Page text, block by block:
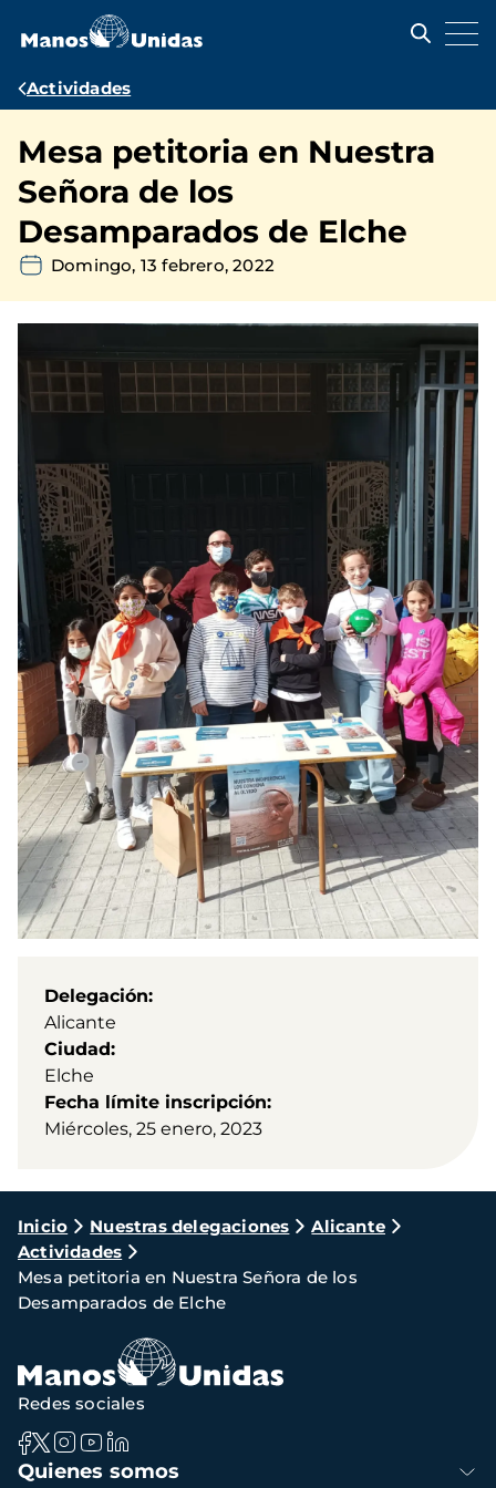
contenido
Ruta
navegación
Actividades
Mesa petitoria en Nuestra
Señora de los
Desamparados de Elche
Domingo, 13 febrero, 2022
Delegación
Alicante
Ciudad
Elche
Fecha límite inscripción
Miércoles, 25 enero, 2023
Ruta
de
navegación
Inicio Nuestras delegaciones
Alicante
Actividades
Mesa petitoria en Nuestra Señora de los
Desamparados de Elche
Navegación
Quienes somos
Redes sociales